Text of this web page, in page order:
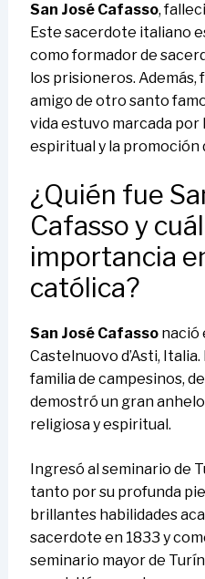
San José Cafasso,
Este sacerdote italiano
como formador de
los prisioneros.
amigo de otro santo
vida estuvo marcada por
espiritual y la promoción
¿Quién fue
Cafasso y
importancia
católica?
San José Cafassonació
Castelnuovo d’Asti,
familia de campesinos,
demostró un gran
religiosa y espiritual.
Ingresó al seminario de
tanto por su profunda
brillantes habilidades
sacerdote en 1833 y
seminario mayor de